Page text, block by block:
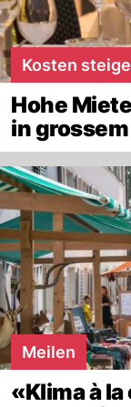
Kosten
Hohe
in
Meilen
«Klima à